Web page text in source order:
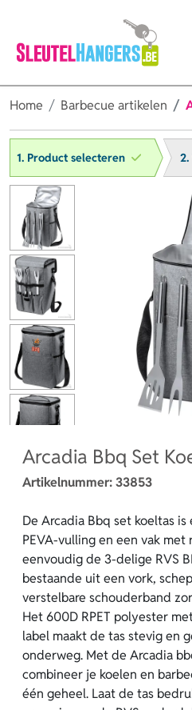
Home Barbecue artikelen
1. Product selecteren
Arcadia Bbq Set
Artikelnummer:33853
De Arcadia Bbq set koeltas is
PEVA-vulling en een vak
eenvoudig de 3-delige RVS
bestaande uit een vork,
verstelbare schouderband
Het 600D RPET polyester
label maakt de tas stevig en
onderweg. Met de Arcadia
combineer je koelen en
één geheel. Laat de tas